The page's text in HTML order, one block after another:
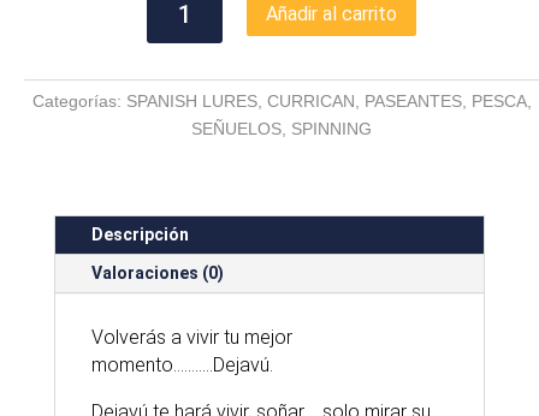
SARDINE
cantidad
Añadir al carrito
Categorías: SPANISH LURES, CURRICAN PASEANTES, PESCA,
SEÑUELOS SPINNING
Descripción
Valoraciones (0)
Volverás a vivir tu mejor
momento………..Dejavú.